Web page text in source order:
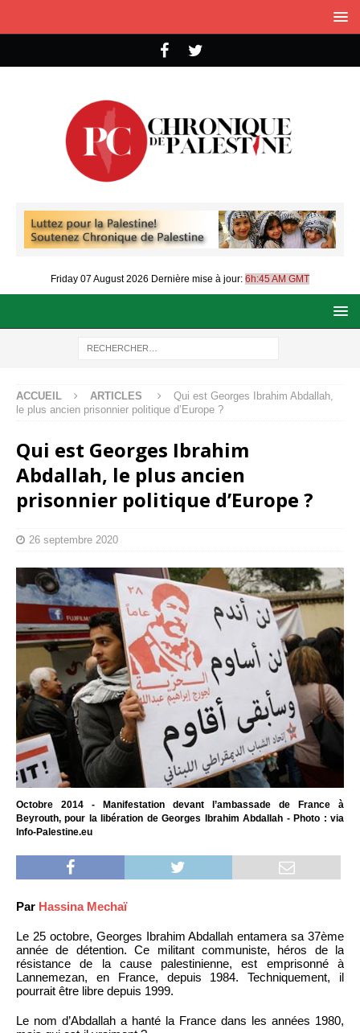
Friday 07 August 2026 Dernière mise à jour: 6h:45 AM GMT
ACCUEIL ARTICLES
Qui est Georges Ibrahim Abdallah,
le plus ancien prisonnier politique d’Europe ?
Qui est Georges Ibrahim
Abdallah, le plus ancien
prisonnier politique d’Europe ?
26 septembre 2020
Octobre 2014 - Manifestation devant l’ambassade de France à
Beyrouth, pour la libération de Georges Ibrahim Abdallah - Photo : via
Info-Palestine.eu
Par Hassina Mechaï
Le 25 octobre, Georges Ibrahim Abdallah entamera sa 37ème
année de détention. Ce militant communiste, héros de la
résistance de la cause palestinienne, est emprisonné à
Lannemezan, en France, depuis 1984. Techniquement, il
pourrait être libre depuis 1999.
Le nom d’Abdallah a hanté la France dans les années 1980,